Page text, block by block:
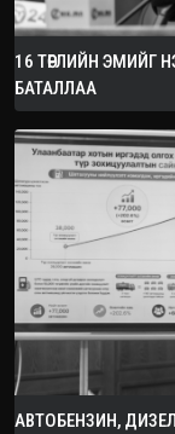
16 ТӨРЛИЙН ЭМИЙГ
БАТАЛЛАА
АВТОБЕНЗИН,